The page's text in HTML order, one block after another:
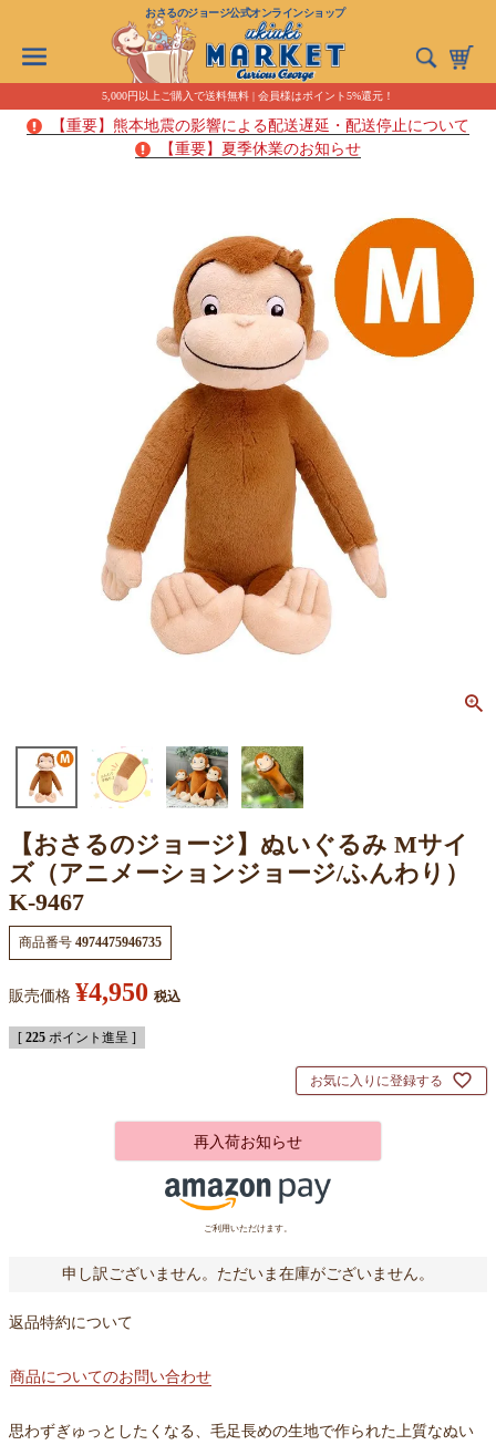
おさるのジョージ公式オンラインショップ
5,000円以上ご購入で送料無料 | 会員様はポイント5%還元！
【重要】熊本地震の影響による配送遅延・配送停止について
【重要】夏季休業のお知らせ
【おさるのジョージ】ぬいぐるみ Mサイ
ズ（アニメーションジョージ/ふんわり）
K-9467
商品番号 4974475946735
販売価格 ¥4,950 税込
[ 225 ポイント進呈 ]
お気に入りに登録する
再入荷お知らせ
ご利用いただけます。
申し訳ございません。ただいま在庫がございません。
返品特約について
商品についてのお問い合わせ
思わずぎゅっとしたくなる、毛足長めの生地で作られた上質なぬい